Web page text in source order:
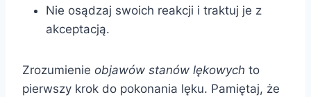
Nie osądzaj swoich reakcji i traktuj je z
akceptacją.
Zrozumienie objawów stanów lękowych to
pierwszy krok do pokonania lęku. Pamiętaj, że